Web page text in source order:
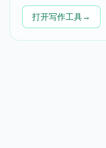
打开写作工具→